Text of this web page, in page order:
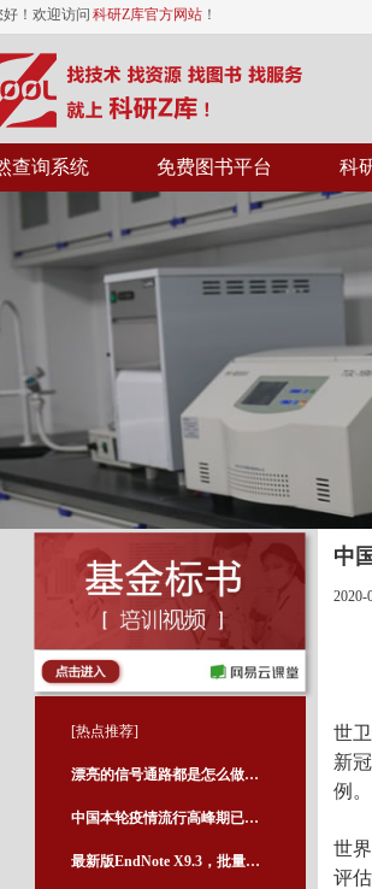
好！欢迎访问 科研Z库官方网站 ！
查询系统 免费图书平台 科
[热点推荐]
漂亮的信号通路都是怎么做出来的？这个神器最适合小白！
中国本轮疫情流行高峰期已经过去！
最新版EndNote X9.3，批量授权，免激活，无须破解！
中
世
新
例。
世
评